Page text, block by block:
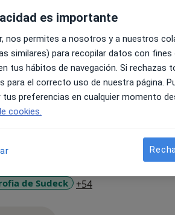
niños, adultos o ancianos
y aquellas que buscan un alivio
mejor.
de Sudeck +54
es importante
nos permites a nosotros y a nuestros
similares) para recopilar datos con
tus hábitos de navegación. Si rechazas
para el correcto uso de nuestra página.
tus preferencias en cualquier momento
cookies.